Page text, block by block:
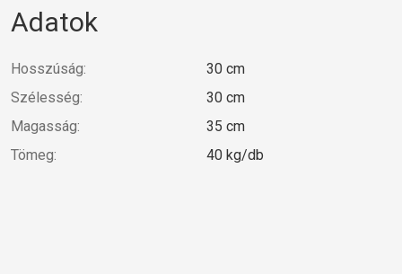
Adatok
Hosszúság:
30 cm
Szélesség:
30 cm
Magasság:
35 cm
Tömeg:
40 kg/db